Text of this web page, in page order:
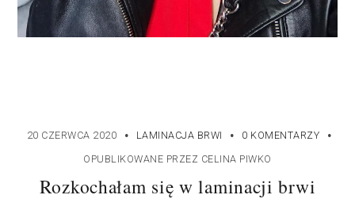
20 CZERWCA 2020 · LAMINACJA BRWI · 0 KOMENTARZY ·
OPUBLIKOWANE PRZEZ CELINA PIWKO
Rozkochałam się w laminacji brwi